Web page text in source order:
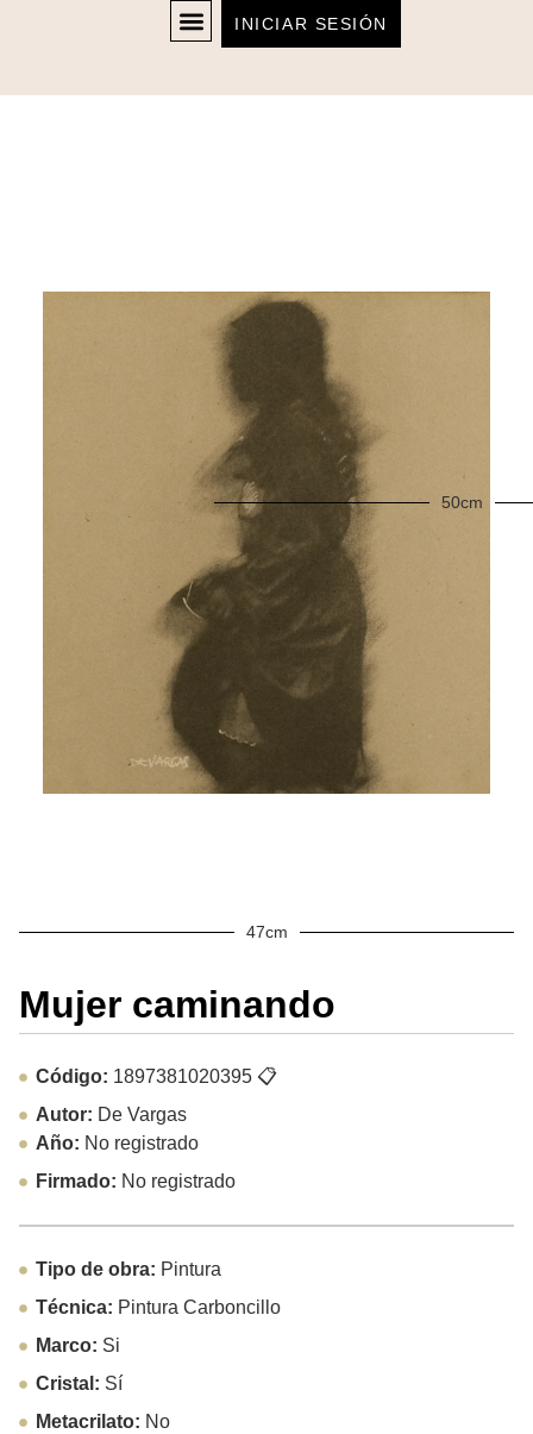
INICIAR SESIÓN
47cm
50cm
Mujer caminando
Código: 1897381020395📋
Autor: De Vargas
Año: No registrado
Firmado: No registrado
Tipo de obra: Pintura
Técnica: Pintura Carboncillo
Marco: Si
Cristal: Sí
Metacrilato: No